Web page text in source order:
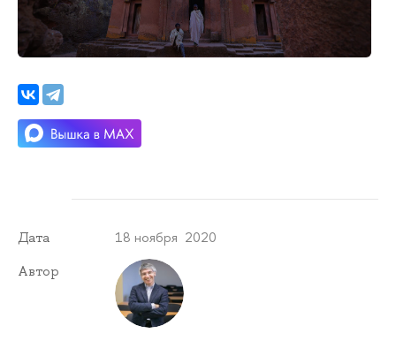
Дата 18 ноября 2020
Автор